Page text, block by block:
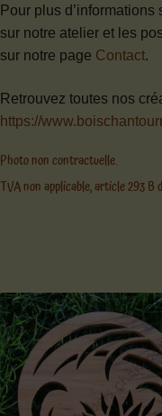
Pour plus
sur notre atelier et les
sur notre page Contact.
Retrouvez toutes nos
https://
Photo non contractuelle.
TVA non applicable, article 293 B